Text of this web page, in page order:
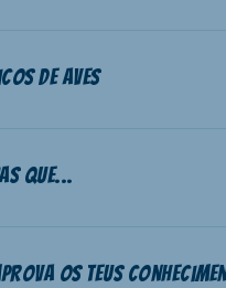
de aves
que...
os teus